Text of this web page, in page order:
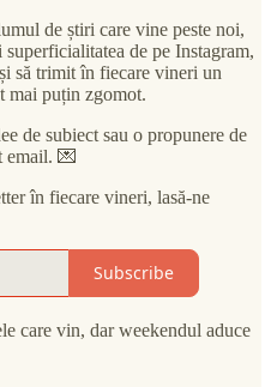
de știri care vine peste noi,
de pe Instagram,
să trimit în fiecare vineri un
mai puțin zgomot.
de subiect sau o propunere de
email. 💌
în fiecare vineri, lasă-ne
Subscribe
care vin, dar weekendul aduce